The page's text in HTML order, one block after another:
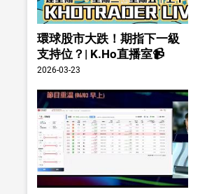
環球股市大跌！期指下一級
支持位？| K.Ho直播室📹
2026-03-23